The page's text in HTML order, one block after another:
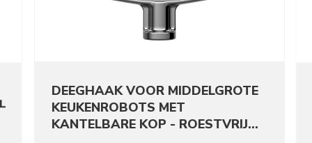
DEEGHAAK VOOR MIDDELGROTE
KEUKENROBOTS MET
KANTELBARE KOP - ROESTVRIJ